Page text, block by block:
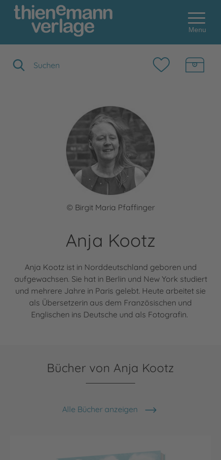
Menu
© Birgit Maria Pfaffinger
Anja Kootz
Anja Kootz ist in Norddeutschland geboren und
aufgewachsen. Sie hat in Berlin und New York studiert
und mehrere Jahre in Paris gelebt. Heute arbeitet sie
als Übersetzerin aus dem Französischen und
Englischen ins Deutsche und als Fotografin.
Bücher von Anja Kootz
Alle Bücher anzeigen